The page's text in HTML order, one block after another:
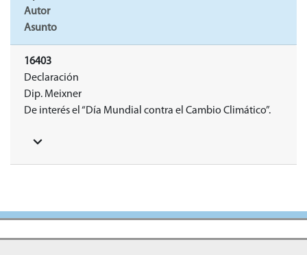
Autor
Asunto
16403
Declaración
Dip. Meixner
De interés el “Día Mundial contra el Cambio Climático”.